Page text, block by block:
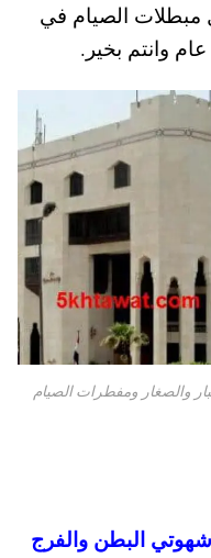
الصيام في
وانتم بخير.
والصغار ومفطرات الصيام
شهوتي البطن والفرج